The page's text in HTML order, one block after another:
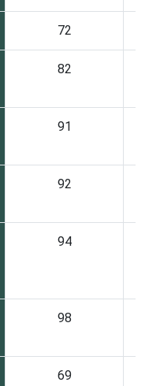
72
82
91
92
94
98
69